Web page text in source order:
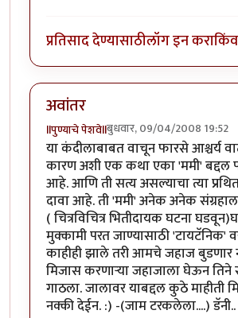
प्रतिसाद देण्यासाठीलॉग इन करा
अवांतर
llपुण्याचे पेशवेllबुधवार, 09/04/2008 19:52
या कंदीलाबाबत वाचून फारसे आश्चर्य
कारण अशी एक कथा एका 'ममी' बद्दल
आहे. आणि ती सत्य असल्याचा त्या
दावा आहे. ती 'ममी' अनेक अनेक
( चित्रविचित्र भितीदायक घटना
मुक्कामी परत जाण्यासाठी
काहीही झाले तरी आमचे जहाज बुडणार
मिजास करणार्‍या जहाजाला घेऊन
गाठला. जालावर याबद्दल कुठे माहीती
नक्की देईन. :) -(जाम टरकलेला....)